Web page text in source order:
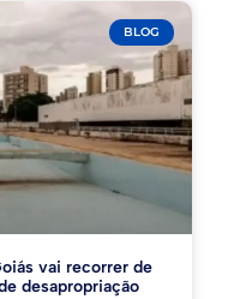
BLOG
vai recorrer de
desapropriação